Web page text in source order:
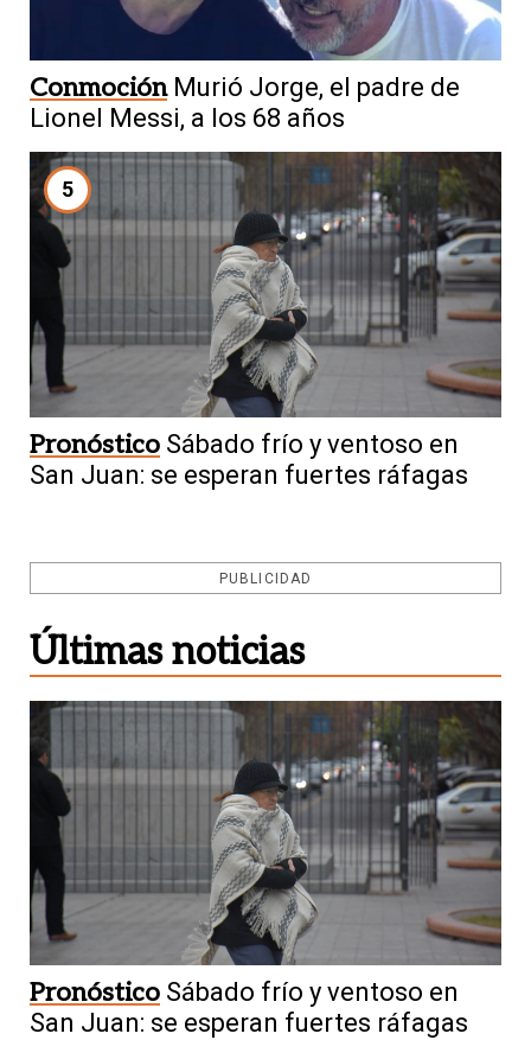
Conmoción Murió Jorge, el padre de
Lionel Messi, a los 68 años
5
Pronóstico Sábado frío y ventoso en
San Juan: se esperan fuertes ráfagas
PUBLICIDAD
Últimas noticias
Pronóstico Sábado frío y ventoso en
San Juan: se esperan fuertes ráfagas